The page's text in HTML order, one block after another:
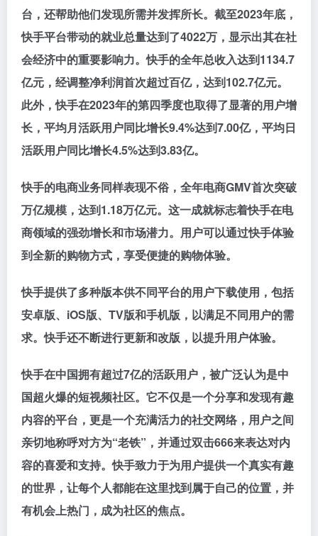
台，还帮助他们发现所需并发挥所长。截至2023年底，
快手平台带动的就业总量达到了4022万，显示出其在社
会经济中的重要影响力。快手的全年总收入达到1134.7
亿元，经调整净利润首次超过百亿，达到102.7亿元。
此外，快手在2023年的第四季度也取得了显著的用户增
长，平均月活跃用户同比增长9.4%达到7.00亿，平均日
活跃用户同比增长4.5%达到3.83亿。
快手的电商业务同样表现不俗，全年电商GMV首次突破
万亿规模，达到1.18万亿元。这一成就标志着快手在电
商领域的强劲增长和市场潜力。用户可以通过快手体验
到全新的购物方式，享受便捷的购物体验。
快手提供了多种版本供不同平台的用户下载使用，包括
安卓版、iOS版、TV版和手机版，以满足不同用户的需
求。快手还不断进行更新和改版，以提升用户体验。
快手在中国拥有超过7亿的活跃用户，被广泛认为是中
国超火爆的短视频社区。它不仅是一个分享和发现有趣
内容的平台，更是一个充满活力的社交网络，用户之间
亲切地称呼对方为“老铁”，并通过双击666来表达对内
容的喜爱和支持。快手致力于为用户提供一个真实有趣
的世界，让每个人都能在这里找到属于自己的位置，并
有机会上热门，成为社区的焦点。